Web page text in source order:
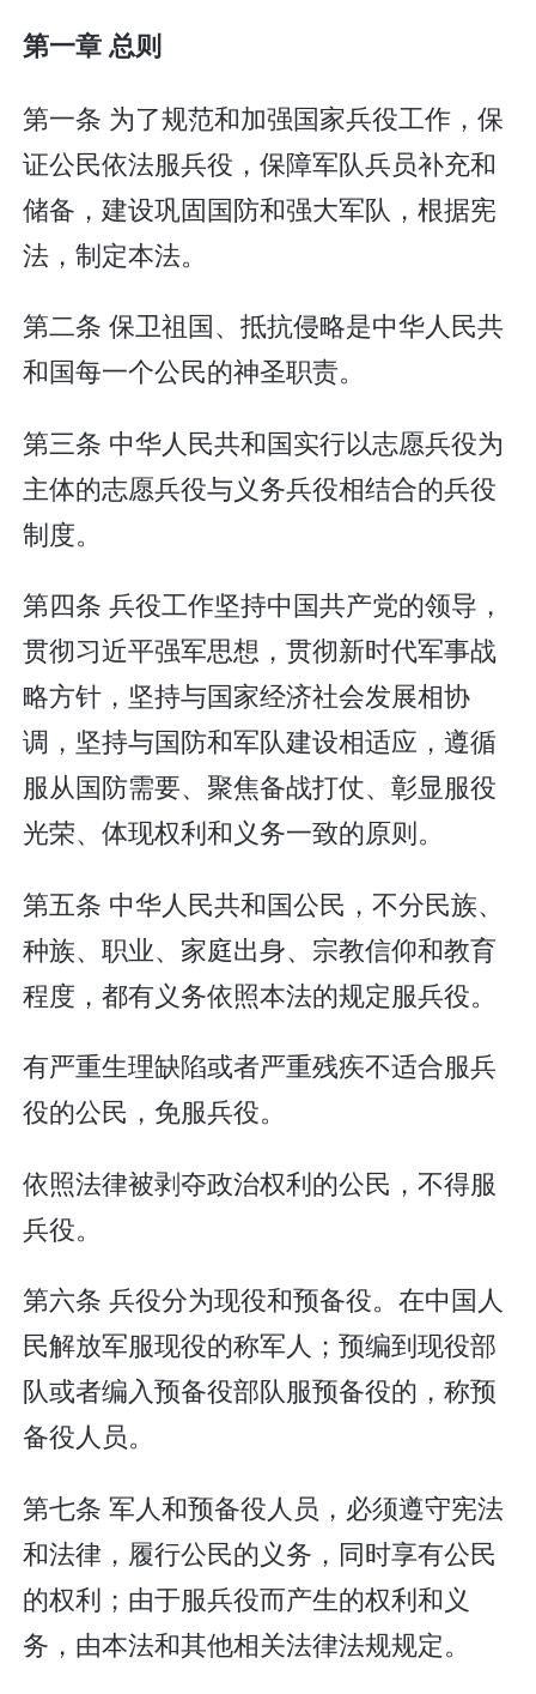
第一章 总则
第一条 为了规范和加强国家兵役工作，保
证公民依法服兵役，保障军队兵员补充和
储备，建设巩固国防和强大军队，根据宪
法，制定本法。
第二条 保卫祖国、抵抗侵略是中华人民共
和国每一个公民的神圣职责。
第三条 中华人民共和国实行以志愿兵役为
主体的志愿兵役与义务兵役相结合的兵役
制度。
第四条 兵役工作坚持中国共产党的领导，
贯彻习近平强军思想，贯彻新时代军事战
略方针，坚持与国家经济社会发展相协
调，坚持与国防和军队建设相适应，遵循
服从国防需要、聚焦备战打仗、彰显服役
光荣、体现权利和义务一致的原则。
第五条 中华人民共和国公民，不分民族、
种族、职业、家庭出身、宗教信仰和教育
程度，都有义务依照本法的规定服兵役。
有严重生理缺陷或者严重残疾不适合服兵
役的公民，免服兵役。
依照法律被剥夺政治权利的公民，不得服
兵役。
第六条 兵役分为现役和预备役。在中国人
民解放军服现役的称军人；预编到现役部
队或者编入预备役部队服预备役的，称预
备役人员。
第七条 军人和预备役人员，必须遵守宪法
和法律，履行公民的义务，同时享有公民
的权利；由于服兵役而产生的权利和义
务，由本法和其他相关法律法规规定。